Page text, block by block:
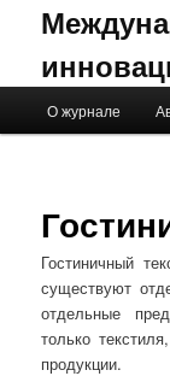
Skip to primary
Skip to
О журнале
Гостиничный
существуют
отдельные
только
продукции.